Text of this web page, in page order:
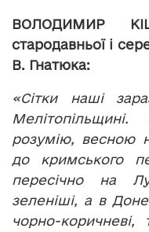
ВОЛОДИМИР
стародавньої і
В. Гнатюка:
«Сітки наші
розумію, весною
до кримського
пересічно на
зеленіші, а в
чорно-